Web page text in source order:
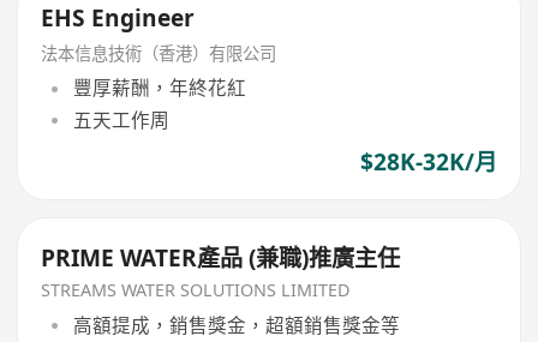
EHS Engineer
法本信息技術（香港）有限公司
豐厚薪酬，年終花紅
五天工作周
$28K-32K/月
PRIME WATER產品 (兼職)推廣主任
STREAMS WATER SOLUTIONS LIMITED
高額提成，銷售獎金，超額銷售獎金等